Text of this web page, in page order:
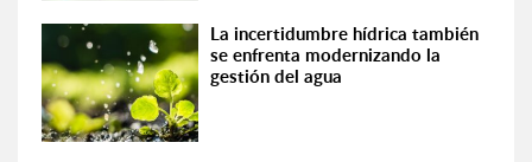
La incertidumbre hídrica también
se enfrenta modernizando la
gestión del agua